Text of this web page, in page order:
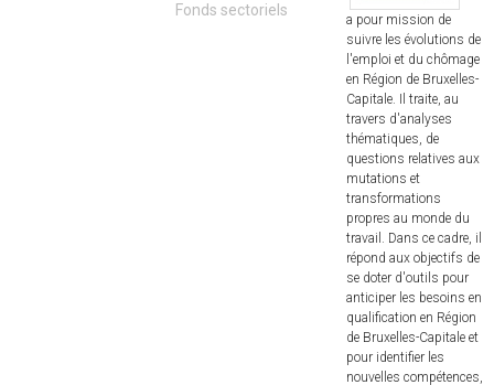
Fonds sectoriels
a pour mission de
suivre les évolutions de
l'emploi et du chômage
en Région de Bruxelles-
Capitale. Il traite, au
travers d'analyses
thématiques, de
questions relatives aux
mutations et
transformations
propres au monde du
travail. Dans ce cadre, il
répond aux objectifs de
se doter d'outils pour
anticiper les besoins en
qualification en Région
de Bruxelles-Capitale et
pour identifier les
nouvelles compétences,